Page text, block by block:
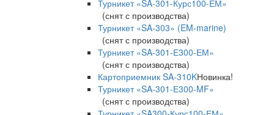
Турникет «SA-301-Курс100-ЕМ»
(снят с производства)
Турникет «SA-303» (EM-marine)
(снят с производства)
Турникет «SA-301-Е300-ЕМ»
(снят с производства)
Картоприемник SA-310KНовинка!
Турникет «SA-301-Е300-MF»
(снят с производства)